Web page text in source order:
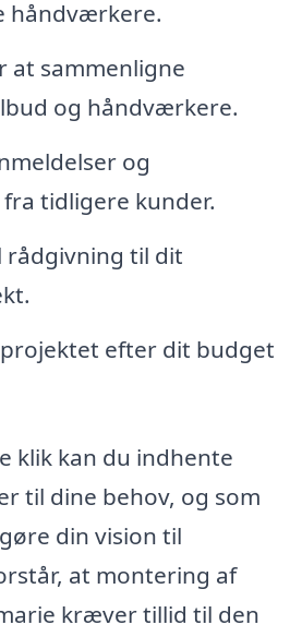
håndværkere.
at sammenligne
og håndværkere.
og
tidligere kunder.
rådgivning til dit
efter dit budget
klik kan du indhente
til dine behov, og som
din vision til
at montering af
kræver tillid til den